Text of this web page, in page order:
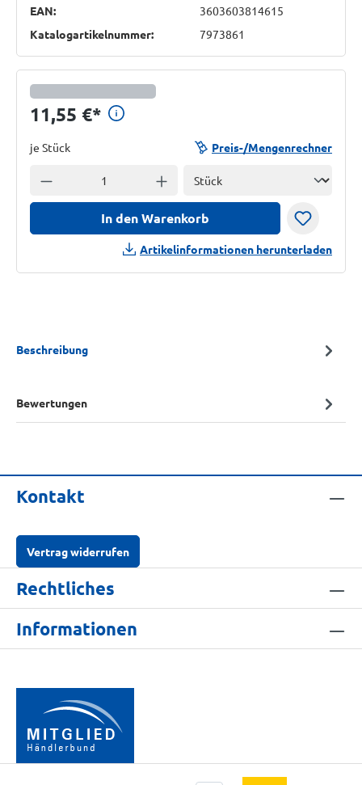
EAN:
3603603814615
Katalogartikelnummer:
7973861
11,55 €* Preisinformationen anzeigen
je Stück Preis-/Mengenrechner
Anzahl verringern Anzahl erhöhen
In den Warenkorb
Artikelinformationen herunterladen
Beschreibung
Bewertungen
Kontakt
Vertrag widerrufen
Rechtliches
Informationen